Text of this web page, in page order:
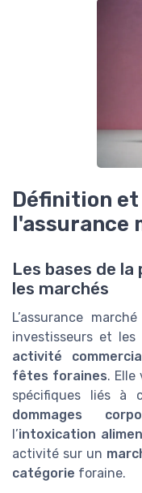
Définition
l'assurance
Les bases de
les marchés
L’assurance
investisseurs et
activité
fêtes foraines. Elle
spécifiques liés à
dommages
l’intoxication
activité sur un
catégorie foraine.